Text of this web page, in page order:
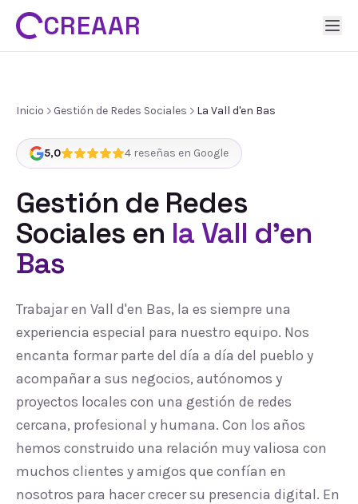
CREAAR
Inicio Gestión de Redes Sociales La Vall d'en Bas
5,0 4 reseñas en Google
Gestión de Redes
Sociales en la Vall d'en
Bas
Trabajar en Vall d'en Bas, la es siempre una
experiencia especial para nuestro equipo. Nos
encanta formar parte del día a día del pueblo y
acompañar a sus negocios, autónomos y
proyectos locales con una gestión de redes
cercana, profesional y humana. Con los años
hemos construido una relación muy valiosa con
muchos clientes y amigos que confían en
nosotros para hacer crecer su presencia digital. En